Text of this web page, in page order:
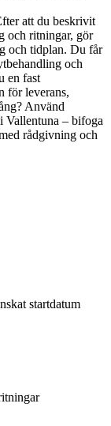
att du beskrivit
och ritningar, gör
och tidplan. Du får
och
en fast
för leverans,
Använd
Vallentuna – bifoga
rådgivning och
startdatum